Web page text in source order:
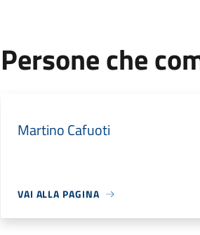
Persone che
Martino Cafuoti
VAI ALLA PAGINA